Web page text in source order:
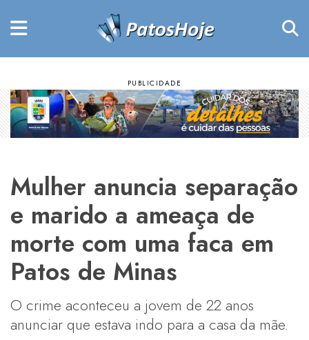
Mulher anuncia separação
e marido a ameaça de
morte com uma faca em
Patos de Minas
O crime aconteceu a jovem de 22 anos
anunciar que estava indo para a casa da mãe.